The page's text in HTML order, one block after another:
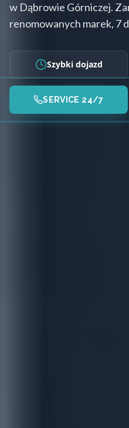
w Dąbrowie Górniczej.
renomowanych marek, 7
Szybki dojazd
SERVICE 24/7